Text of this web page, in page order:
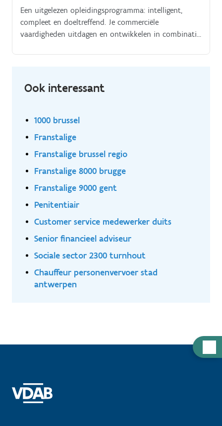
Een uitgelezen opleidingsprogramma: intelligent,
compleet en doeltreffend. Je commerciële
vaardigheden uitdagen en ontwikkelen in combinatie
Ook interessant
1000 brussel
Franstalige
Franstalige brussel regio
Franstalige 8000 brugge
Franstalige 9000 gent
Penitentiair
Customer service medewerker duits
Senior financieel adviseur
Sociale sector 2300 turnhout
Chauffeur personenvervoer stad
antwerpen